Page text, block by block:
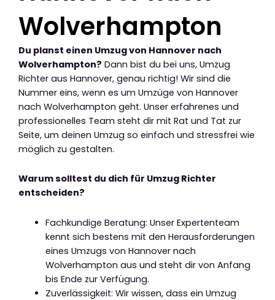
Wolverhampton
Du planst einen Umzug von Hannover nach
Wolverhampton? Dann bist du bei uns, Umzug
Richter aus Hannover, genau richtig! Wir sind die
Nummer eins, wenn es um Umzüge von Hannover
nach Wolverhampton geht. Unser erfahrenes und
professionelles Team steht dir mit Rat und Tat zur
Seite, um deinen Umzug so einfach und stressfrei wie
möglich zu gestalten.
Warum solltest du dich für Umzug Richter
entscheiden?
Fachkundige Beratung: Unser Expertenteam
kennt sich bestens mit den Herausforderungen
eines Umzugs von Hannover nach
Wolverhampton aus und steht dir von Anfang
bis Ende zur Verfügung.
Zuverlässigkeit: Wir wissen, dass ein Umzug